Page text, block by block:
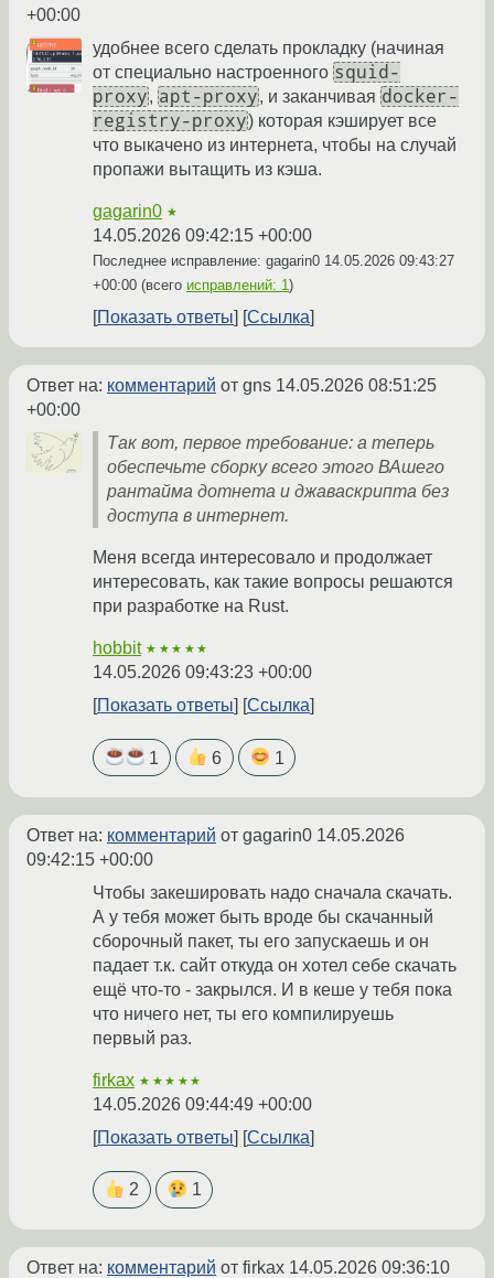
+00:00
удобнее всего сделать прокладку (начиная
от специально настроенного squid-
proxy, apt-proxy, и заканчивая docker-
registry-proxy) которая кэширует все
что выкачено из интернета, чтобы на случай
пропажи вытащить из кэша.
gagarin0 ★
14.05.2026 09:42:15 +00:00
Последнее исправление: gagarin0 14.05.2026 09:43:27
+00:00 (всего исправлений: 1)
Показать ответы Ссылка
Ответ на: комментарий от gns 14.05.2026 08:51:25
+00:00
Так вот, первое требование: а теперь
обеспечьте сборку всего этого ВАшего
рантайма дотнета и джаваскрипта без
доступа в интернет.
Меня всегда интересовало и продолжает
интересовать, как такие вопросы решаются
при разработке на Rust.
hobbit ★★★★★
14.05.2026 09:43:23 +00:00
Показать ответы
Ссылка
1 6 1
Ответ на: комментарий от gagarin0 14.05.2026
09:42:15 +00:00
Чтобы закешировать надо сначала скачать.
А у тебя может быть вроде бы скачанный
сборочный пакет, ты его запускаешь и он
падает т.к. сайт откуда он хотел себе скачать
ещё что-то - закрылся. И в кеше у тебя пока
что ничего нет, ты его компилируешь
первый раз.
firkax ★★★★★
14.05.2026 09:44:49 +00:00
Показать ответы
Ссылка
2 1
Ответ на: комментарий от firkax 14.05.2026 09:36:10